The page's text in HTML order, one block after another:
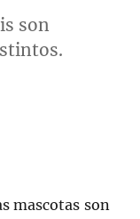
son
mascotas son